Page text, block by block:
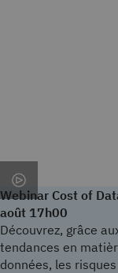
Webinar Cost of
août 17h00
Découvrez, grâce
tendances en
données, les